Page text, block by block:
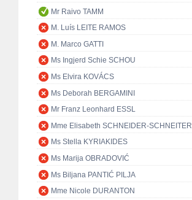
Mr Raivo TAMM
M. Luís LEITE RAMOS
M. Marco GATTI
Ms Ingjerd Schie SCHOU
Ms Elvira KOVÁCS
Ms Deborah BERGAMINI
Mr Franz Leonhard ESSL
Mme Elisabeth SCHNEIDER-SCHNEITER
Ms Stella KYRIAKIDES
Ms Marija OBRADOVIĆ
Ms Biljana PANTIĆ PILJA
Mme Nicole DURANTON